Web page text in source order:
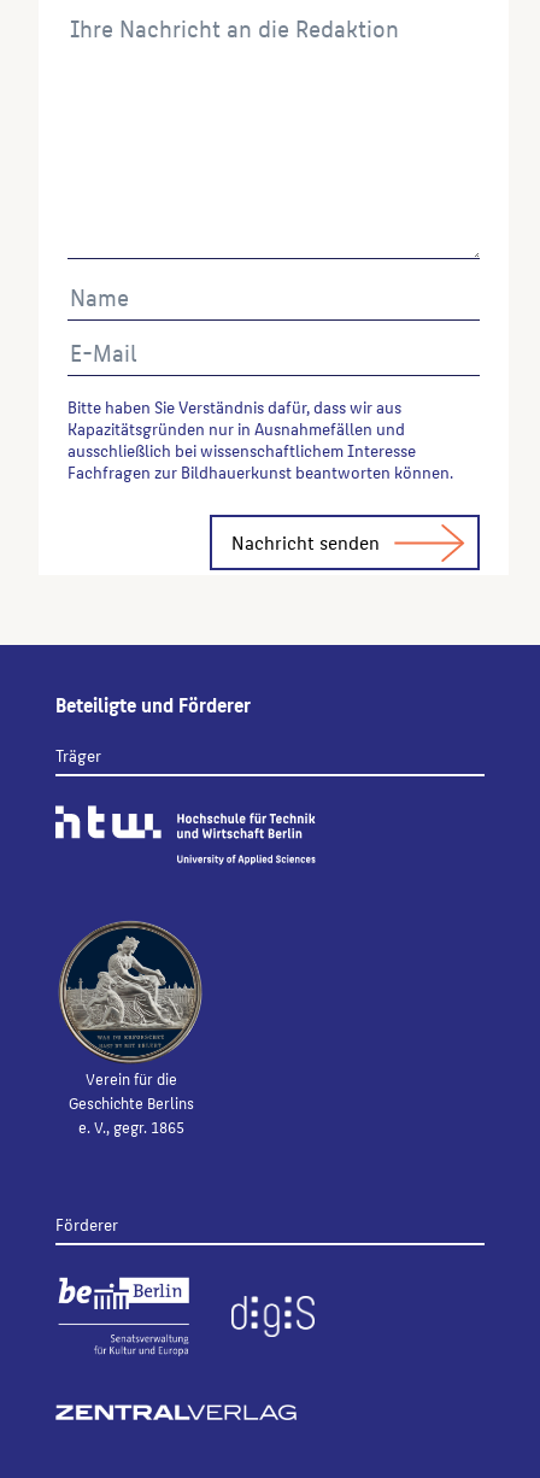
Bitte haben Sie Verständnis dafür, dass wir aus
Kapazitätsgründen nur in Ausnahmefällen und
ausschließlich bei wissenschaftlichem Interesse
Fachfragen zur Bildhauerkunst beantworten können.
Beteiligte und Förderer
Träger
Verein für die
Geschichte Berlins
e. V., gegr. 1865
Förderer